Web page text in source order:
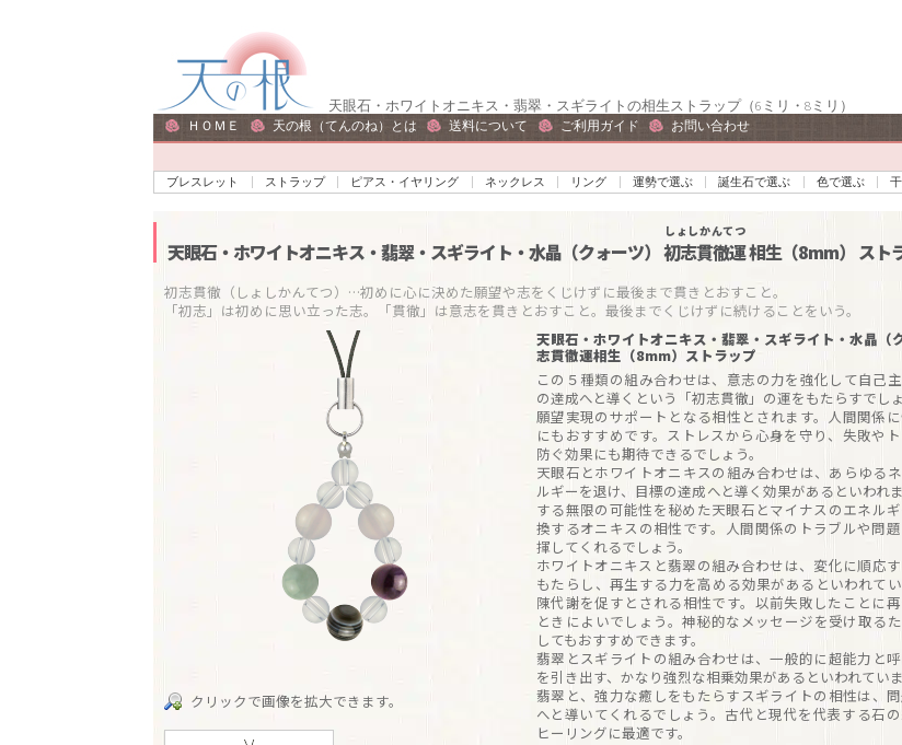
ー
シ
ョ
ス
キ
ン
ツ
へ
ッ
プ
天眼石・ホワイトオニキス・翡翠・スギライトの相生ストラップ（6ミリ・8ミリ）
ＨＯＭＥ 天の根（てんのね）とは 送料について ご利用ガイド お問い合わせ
ブレスレット ストラップ ピアス・イヤリング ネックレス リング 運勢で選ぶ 誕生石で選ぶ 色で選ぶ
天眼石・ホワイトオニキス・翡翠・スギライト・水晶（クォーツ） 初志貫徹運
しょしかんてつ
相生（8mm） スト
初志貫徹（しょしかんてつ）…初めに心に決めた願望や志をくじけずに最後まで貫きとおすこと。
「初志」は初めに思い立った志。「貫徹」は意志を貫きとおすこと。最後までくじけずに続けることをいう。
クリックで画像を拡大できます。
天眼石・ホワイトオニキス・翡翠・スギライト・水晶（
志貫徹運相生（8mm）ストラップ
この５種類の組み合わせは、意志の力を強化して自己
の達成へと導くという「初志貫徹」の運をもたらすでしょ
願望実現のサポートとなる相性とされます。人間関係
にもおすすめです。ストレスから心身を守り、失敗や
防ぐ効果にも期待できるでしょう。
天眼石とホワイトオニキスの組み合わせは、あらゆる
ルギーを退け、目標の達成へと導く効果があるといわれ
する無限の可能性を秘めた天眼石とマイナスのエネル
換するオニキスの相性です。人間関係のトラブルや問
揮してくれるでしょう。
ホワイトオニキスと翡翠の組み合わせは、変化に順応
もたらし、再生する力を高める効果があるといわれて
陳代謝を促すとされる相性です。以前失敗したことに
ときによいでしょう。神秘的なメッセージを受け取る
してもおすすめできます。
翡翠とスギライトの組み合わせは、一般的に超能力と
を引き出す、かなり強烈な相乗効果があるといわれてい
翡翠と、強力な癒しをもたらすスギライトの相性は、
へと導いてくれるでしょう。古代と現代を代表する石の
ヒーリングに最適です。